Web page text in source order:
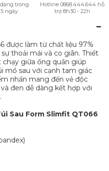
trong
ngày
Hotline 0868.444.644 hỗ
trợ 8h30 - 22h
được làm từ chất liệu 97%
thoải mái và co giãn. Thiết
giữa ống quần giúp
mổ sau với cạnh tam giác
nhấn mang đến vẻ độc
đen dễ dàng kết hợp với
Sau Form Slimfit QT066